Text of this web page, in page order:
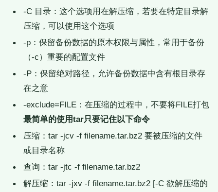
-C 目录：这个选项用在解压缩，若要在特定目录解
压缩，可以使用这个选项
-p：保留备份数据的原本权限与属性，常用于备份
（-c）重要的配置文件
-P：保留绝对路径，允许备份数据中含有根目录存
在之意
-exclude=FILE：在压缩的过程中，不要将FILE打包
最简单的使用tar只要记住以下命令
压缩：tar -jcv -f filename.tar.bz2 要被压缩的文件
或目录名称
查询：tar -jtc -f filename.tar.bz2
解压缩：tar -jxv -f filename.tar.bz2 [-C 欲解压缩的